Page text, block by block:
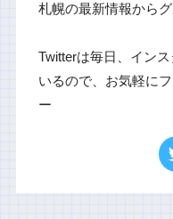
札幌の最新情報から
Twitterは毎日、イン
いるので、お気軽に
ー